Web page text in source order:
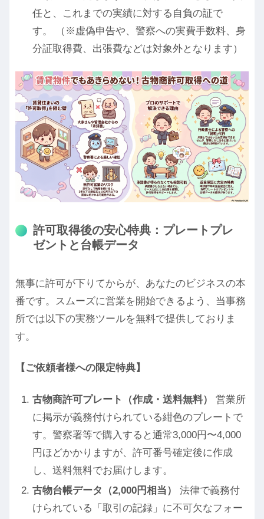
任と、これまでの実績に対する自負の証で
す。 （※虚偽申告や、警察への実費手数料、身
分証取得費、出張費などは対象外となります）
許可取得後の安心特典：プレートプレ
ゼントと台帳データ
無事に許可が下りてからが、あなたのビジネスの本
番です。スムーズに営業を開始できるよう、当事務
所では以下の実務ツールを無料で提供しておりま
す。
【ご依頼者様への限定特典】
古物商許可プレート（作成・送料無料）
営業所
に掲示が義務付けられている紺色のプレートで
す。警察署等で購入すると通常3,000円〜4,000
円ほどかかりますが、許可番号確定後に作成
し、送料無料でお届けします。
古物台帳データ（2,000円相当）
法律で義務付
けられている「取引の記録」に不可欠なフォー